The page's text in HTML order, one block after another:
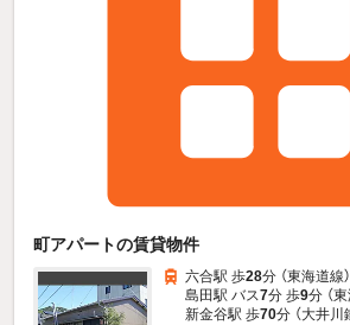
町アパートの賃貸物件
六合駅 歩28分 （東海道線）
島田駅 バス7分 歩9分 （
新金谷駅 歩70分 （大井川